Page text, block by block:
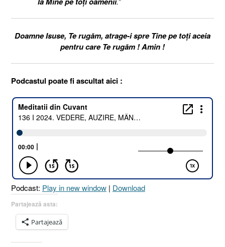
Doamne Isuse, Te rugăm, atrage-i spre Tine pe toți aceia
pentru care Te rugăm ! Amin !
Podcastul poate fi ascultat aici :
Podcast: Play in new window | Download
Partajează asta:
Partajează